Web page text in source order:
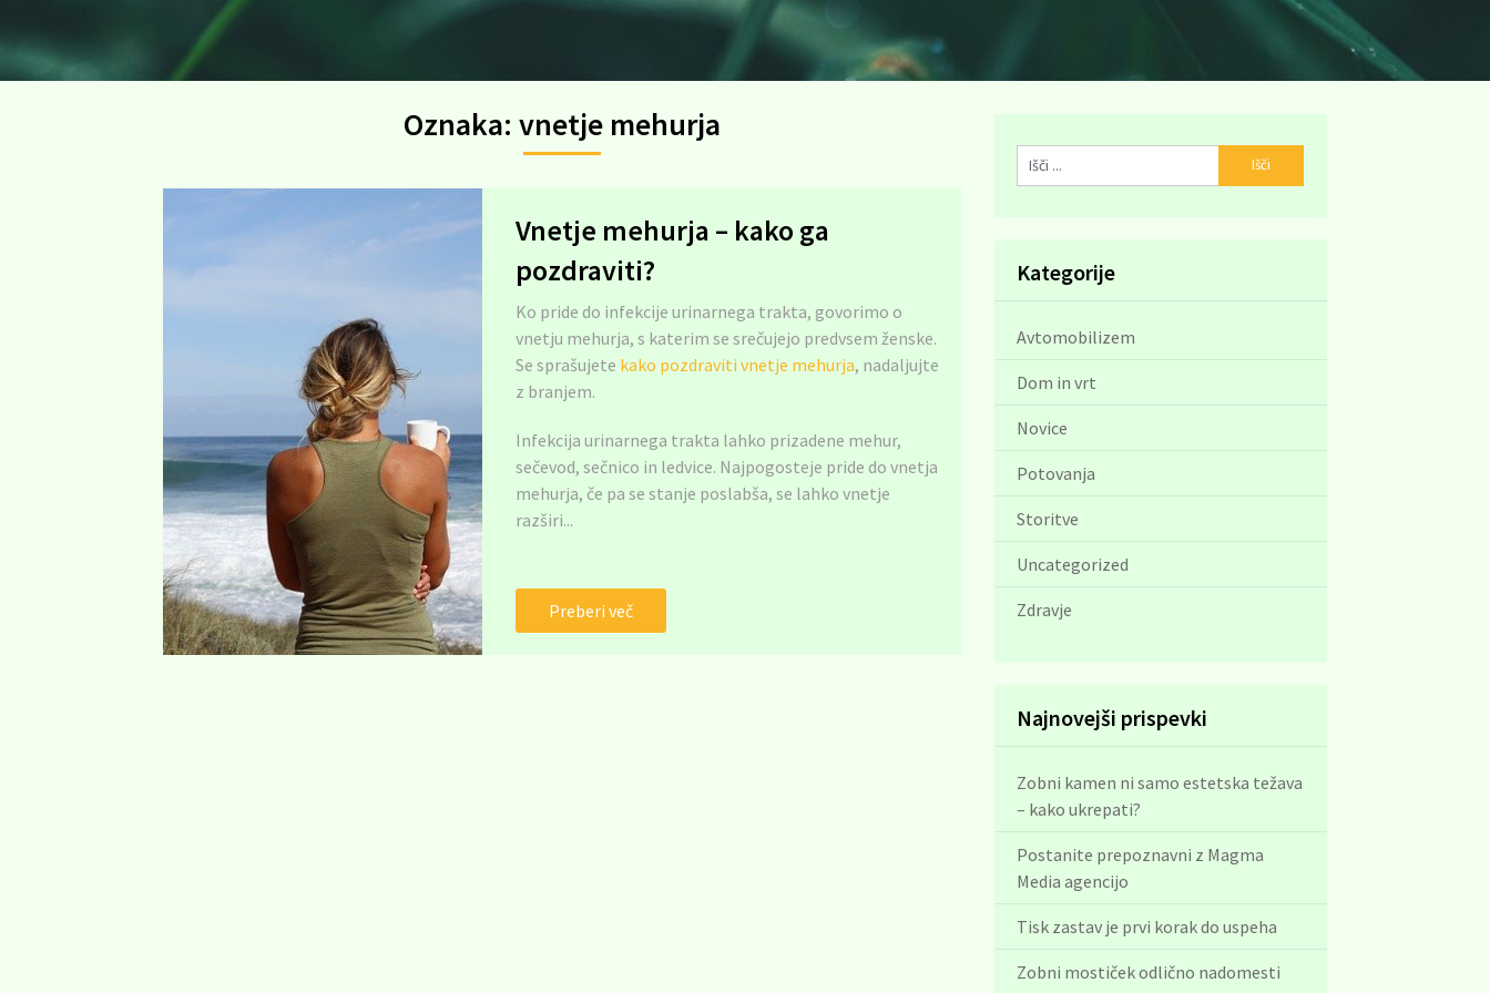
Oznaka: vnetje mehurja
Vnetje mehurja – kako ga
pozdraviti?
Ko pride do infekcije urinarnega trakta, govorimo o
vnetju mehurja, s katerim se srečujejo predvsem ženske.
Se sprašujete kako pozdraviti vnetje mehurja, nadaljujte
z branjem.
Infekcija urinarnega trakta lahko prizadene mehur,
sečevod, sečnico in ledvice. Najpogosteje pride do vnetja
mehurja, če pa se stanje poslabša, se lahko vnetje
razširi...
Preberi več
Kategorije
Avtomobilizem
Dom in vrt
Novice
Potovanja
Storitve
Uncategorized
Zdravje
Najnovejši prispevki
Zobni kamen ni samo estetska težava
– kako ukrepati?
Postanite prepoznavni z Magma
Media agencijo
Tisk zastav je prvi korak do uspeha
Zobni mostiček odlično nadomesti